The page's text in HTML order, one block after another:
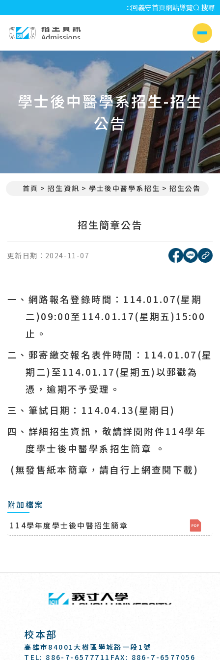
:::回義守首頁網站導覽 搜尋
側選單
學士後中醫學系招生-招生
公告
首頁 招生資訊 學士後中醫學系招生 招生公告
招生簡章公告
更新日期： 2024-11-07 [另開新
[另開
複
一、網路報名登錄時間： 114.01.07(星期
二)09:00至 114.01.17(星期五)15:00
止。
二、郵寄繳交報名表件時間： 114.01.07(星
期二)至 114.01.17(星期五)以郵戳為
憑，逾期不予受理。
三、筆試日期： 114.04.13(星期日)
四、詳細招生資訊，敬請詳閱附件114學年
度學士後中醫學系招生簡章
。
(無發售紙本簡章，請自行上網查閱下載)
附加檔案
114學年度學士後中醫招生簡章
回頂端
校本部
高雄市84001大樹區學城路一段1號
TEL: 886-7-6577711 FAX: 886-7-6577056